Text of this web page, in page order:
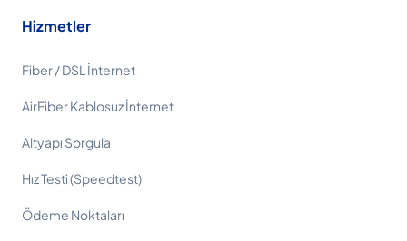
Hizmetler
Fiber / DSL İnternet
AirFiber Kablosuz İnternet
Altyapı Sorgula
Hız Testi (Speedtest)
Ödeme Noktaları